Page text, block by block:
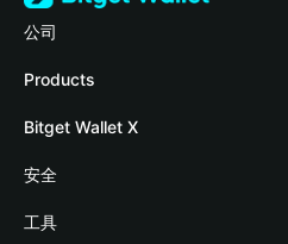
公司
關於 Bitget Wallet
部落格
學院
加密資訊
Products
Crypto Card
Stablecoin Earn
Payfi Crypto
Bitget Wallet X
開發者文件
連接錢包
安全
風險保障基金
工具